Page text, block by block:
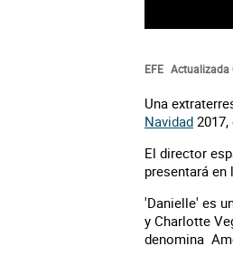
EFE Actualizada
Una
Navidad
El director
presentará
'Danielle' es
y Charlotte
denomina